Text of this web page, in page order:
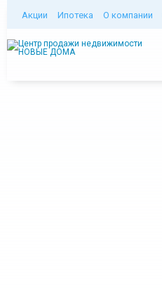
Акции Ипотека О компании